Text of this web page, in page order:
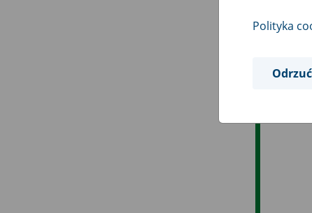
Polityka